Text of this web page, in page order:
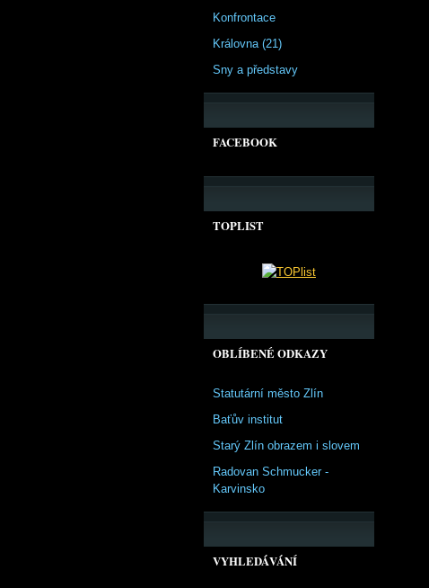
Konfrontace
Královna (21)
Sny a představy
FACEBOOK
TOPLIST
OBLÍBENÉ ODKAZY
Statutární město Zlín
Baťův institut
Starý Zlín obrazem i slovem
Radovan Schmucker -
Karvinsko
VYHLEDÁVÁNÍ